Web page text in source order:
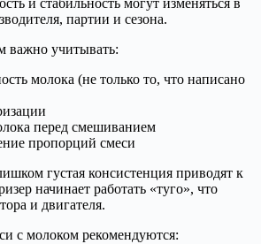
и стабильность могут изменяться в
партии и сезона.
важно учитывать:
молока (не только то, что написано
перед смешиванием
пропорций смеси
густая консистенция приводят к
начинает работать «туго», что
и двигателя.
с молоком рекомендуются: